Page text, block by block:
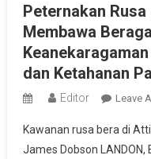
Peternakan
Membawa
dan Ketahanan
Editor Leave
Kawanan rusa bera di
James Dobson LANDON,